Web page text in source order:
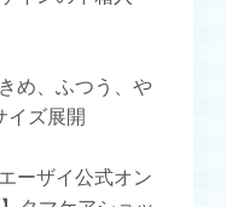
め、ふつう、や
イズ展開
ーザイ公式オン